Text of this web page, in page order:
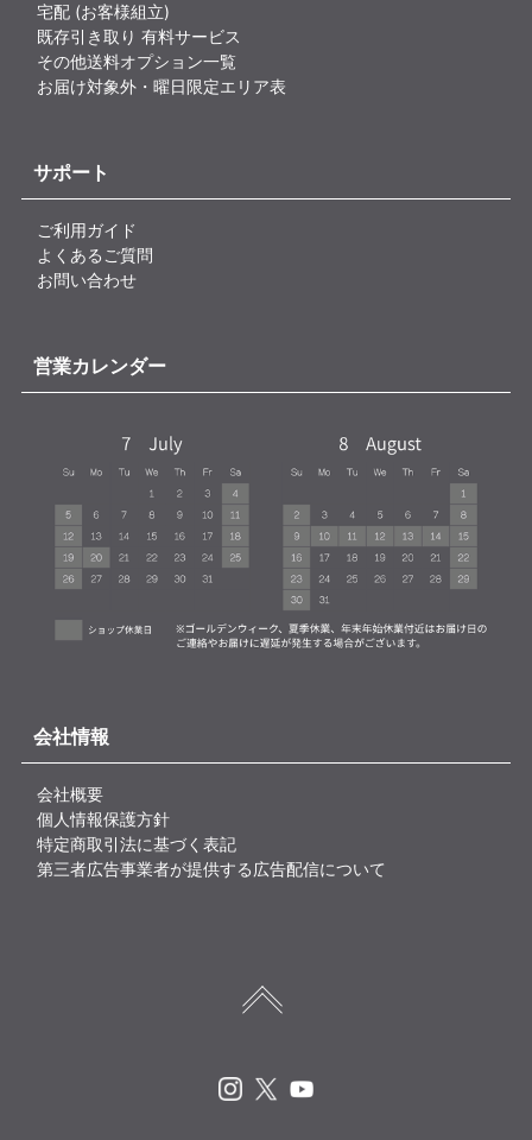
宅配 (お客様組立)
既存引き取り 有料サービス
その他送料オプション一覧
お届け対象外・曜日限定エリア表
サポート
ご利用ガイド
よくあるご質問
お問い合わせ
営業カレンダー
会社情報
会社概要
個人情報保護方針
特定商取引法に基づく表記
第三者広告事業者が提供する広告配信について